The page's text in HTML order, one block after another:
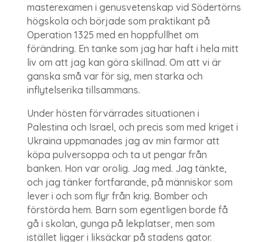
masterexamen i genusvetenskap vid Södertörns
högskola och började som praktikant på
Operation 1325 med en hoppfullhet om
förändring. En tanke som jag har haft i hela mitt
liv om att jag kan göra skillnad. Om att vi är
ganska små var för sig, men starka och
inflytelserika tillsammans.
Under hösten förvärrades situationen i
Palestina och Israel, och precis som med kriget i
Ukraina uppmanades jag av min farmor att
köpa pulversoppa och ta ut pengar från
banken. Hon var orolig. Jag med. Jag tänkte,
och jag tänker fortfarande, på människor som
lever i och som flyr från krig. Bomber och
förstörda hem. Barn som egentligen borde få
gå i skolan, gunga på lekplatser, men som
istället ligger i liksäckar på stadens gator.